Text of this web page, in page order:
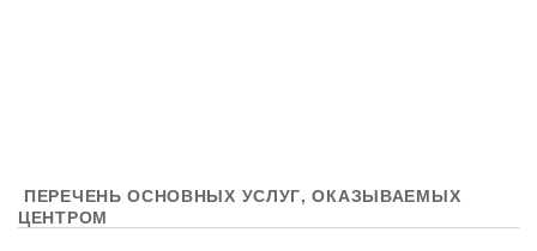
ПЕРЕЧЕНЬ ОСНОВНЫХ УСЛУГ, ОКАЗЫВАЕМЫХ
ЦЕНТРОМ